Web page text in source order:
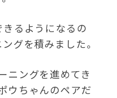
るようになるの
グを積みました。
ニングを進めてき
ウちゃんのペアだ